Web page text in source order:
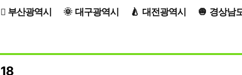
부산광역시 대구광역시 대전광역시 경상남